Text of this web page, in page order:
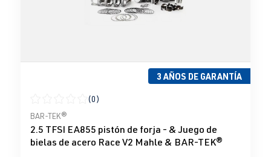
3 AÑOS DE GARANTÍA
Calificación promedio de 0 de 5 estrellas
(0)
BAR-TEK®
2.5 TFSI EA855 pistón de forja - & Juego de
bielas de acero Race V2 Mahle & BAR-TEK®